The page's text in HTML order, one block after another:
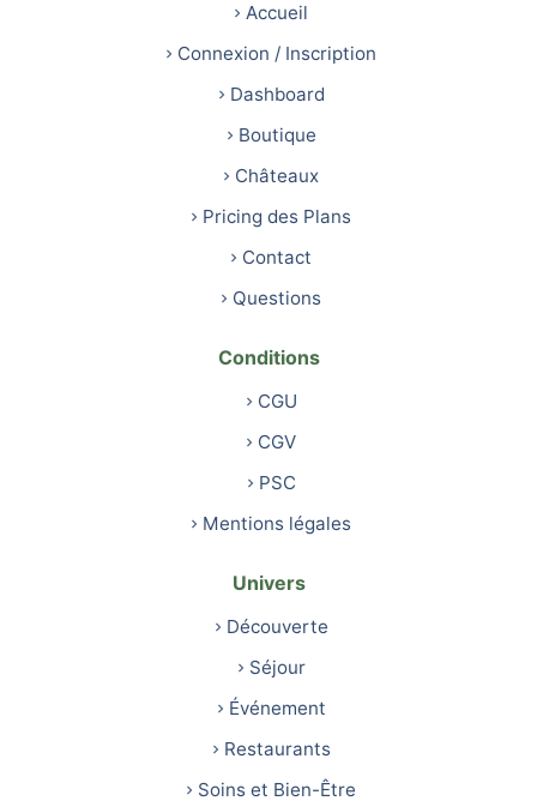
Accueil
Connexion / Inscription
Dashboard
Boutique
Châteaux
Pricing des Plans
Contact
Questions
Conditions
CGU
CGV
PSC
Mentions légales
Univers
Découverte
Séjour
Événement
Restaurants
Soins et Bien-Être